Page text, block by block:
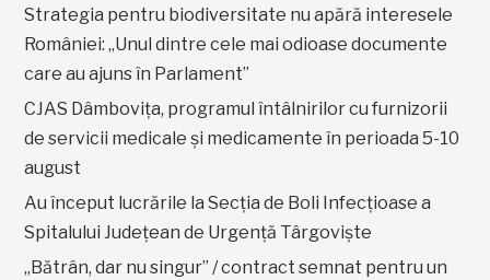
Strategia pentru biodiversitate nu apără interesele
României: „Unul dintre cele mai odioase documente
care au ajuns în Parlament”
CJAS Dâmbovița, programul întâlnirilor cu furnizorii
de servicii medicale și medicamente în perioada 5-10
august
Au început lucrările la Secția de Boli Infecțioase a
Spitalului Județean de Urgență Târgoviște
„Bătrân, dar nu singur” / contract semnat pentru un